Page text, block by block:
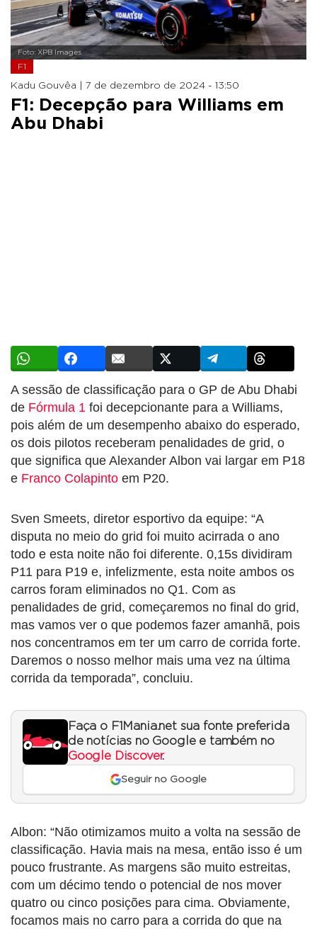
Foto: XPB Images
F1
Kadu Gouvêa | 7 de dezembro de 2024 - 13:50
F1: Decepção para Williams em
Abu Dhabi
A sessão de classificação para o GP de Abu Dhabi
de Fórmula 1 foi decepcionante para a Williams,
pois além de um desempenho abaixo do esperado,
os dois pilotos receberam penalidades de grid, o
que significa que Alexander Albon vai largar em P18
e Franco Colapinto em P20.
Sven Smeets, diretor esportivo da equipe: “A
disputa no meio do grid foi muito acirrada o ano
todo e esta noite não foi diferente. 0,15s dividiram
P11 para P19 e, infelizmente, esta noite ambos os
carros foram eliminados no Q1. Com as
penalidades de grid, começaremos no final do grid,
mas vamos ver o que podemos fazer amanhã, pois
nos concentramos em ter um carro de corrida forte.
Daremos o nosso melhor mais uma vez na última
corrida da temporada”, concluiu.
Faça o F1Mania.net sua fonte preferida
de notícias no Google e também no
Google Discover.
Seguir no Google
Albon: “Não otimizamos muito a volta na sessão de
classificação. Havia mais na mesa, então isso é um
pouco frustrante. As margens são muito estreitas,
com um décimo tendo o potencial de nos mover
quatro ou cinco posições para cima. Obviamente,
focamos mais no carro para a corrida do que na